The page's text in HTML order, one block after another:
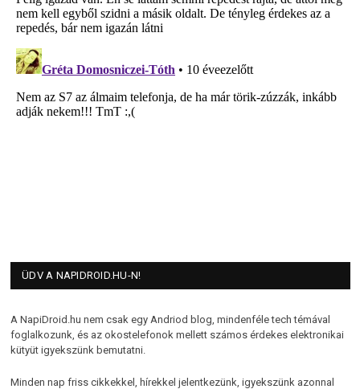
ÜDV A NAPIDROID.HU-N!
A NapiDroid.hu nem csak egy Andriod blog, mindenféle tech témával
foglalkozunk, és az okostelefonok mellett számos érdekes elektronikai
kütyüt igyekszünk bemutatni.
Minden nap friss cikkekkel, hírekkel jelentkezünk, igyekszünk azonnal